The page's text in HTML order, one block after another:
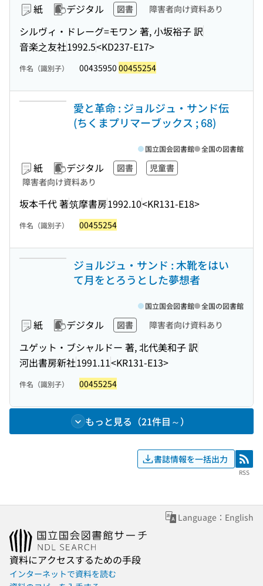
紙 デジタル 図書 障害者向け資料あり
シルヴィ・ドレーグ=モワン 著, 小坂裕子 訳
音楽之友社1992.5<KD237-E17>
件名（識別子） 00435950 00455254
愛と革命 : ジョルジュ・サンド伝
(ちくまプリマーブックス ; 68)
紙 デジタル 図書
児童書
障害者向け資料あり
坂本千代 著筑摩書房1992.10<KR131-E18>
国立国会図書館 全国の図書館
件名（識別子） 00455254
ジョルジュ・サンド : 木靴をはい
て月をとろうとした夢想者
紙 デジタル 図書 障害者向け資料あり
ユゲット・ブシャルドー 著, 北代美和子 訳
河出書房新社1991.11<KR131-E13>
国立国会図書館 全国の図書館
件名（識別子） 00455254
もっと見る（21件目～）
書誌情報を一括出力 RSS
RSS
Language：English
資料にアクセスするための手段
インターネットで資料を読む